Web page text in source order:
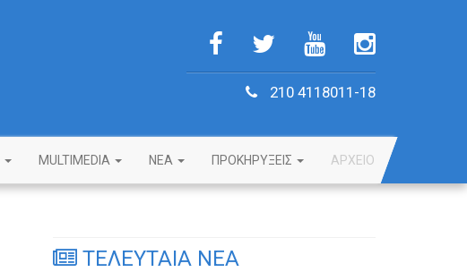
210 4118011-18
MULTIMEDIA NEA ΠΡΟΚΗΡΥΞΕΙΣ ΑΡΧΕΙΟ
ΤΕΛΕΥΤΑΙΑ ΝΕΑ